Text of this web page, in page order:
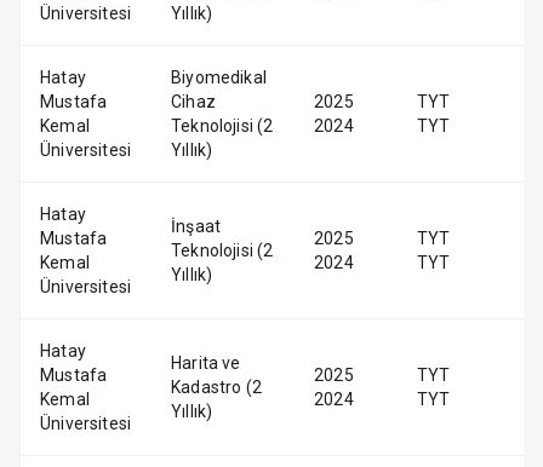
Üniversitesi
Yıllık)
Hatay
Mustafa
Kemal
Üniversitesi
Biyomedikal
Cihaz
Teknolojisi (2
Yıllık)
2025
2024
TYT
TYT
Hatay
Mustafa
Kemal
Üniversitesi
İnşaat
Teknolojisi (2
Yıllık)
2025
2024
TYT
TYT
Hatay
Mustafa
Kemal
Üniversitesi
Harita ve
Kadastro (2
Yıllık)
2025
2024
TYT
TYT